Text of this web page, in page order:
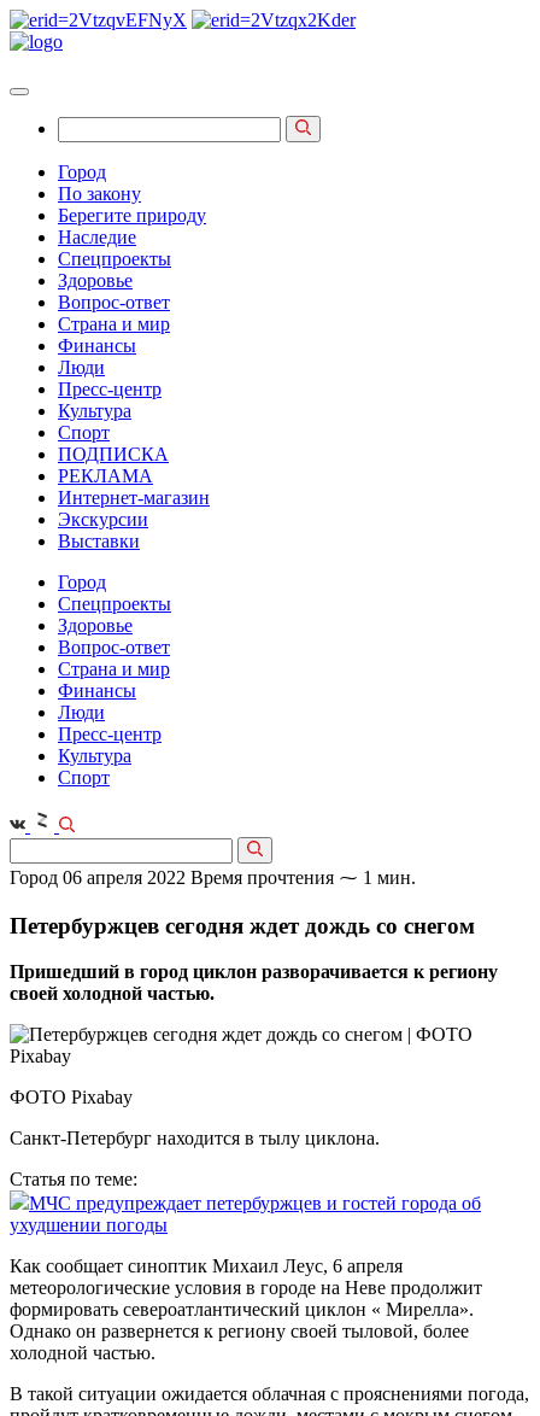
Город
По закону
Берегите природу
Наследие
Спецпроекты
Здоровье
Вопрос-ответ
Страна и мир
Финансы
Люди
Пресс-центр
Культура
Спорт
ПОДПИСКА
РЕКЛАМА
Интернет-магазин
Экскурсии
Выставки
Город
Спецпроекты
Здоровье
Вопрос-ответ
Страна и мир
Финансы
Люди
Пресс-центр
Культура
Спорт
Город 06 апреля 2022 Время прочтения ⁓ 1 мин.
Петербуржцев сегодня ждет дождь со снегом
Пришедший в город циклон разворачивается к региону
своей холодной частью.
ФОТО Pixabay
Санкт-Петербург находится в тылу циклона.
Статья по теме:
МЧС предупреждает петербуржцев и гостей города об
ухудшении погоды
Как сообщает синоптик Михаил Леус, 6 апреля
метеорологические условия в городе на Неве продолжит
формировать североатлантический циклон « Мирелла».
Однако он развернется к региону своей тыловой, более
холодной частью.
В такой ситуации ожидается облачная с прояснениями погода,